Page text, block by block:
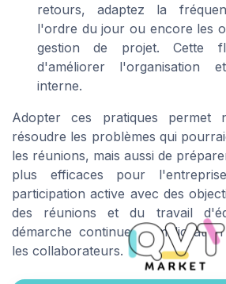
retours, adaptez la
l'ordre du jour ou encore les
gestion de projet. Cette
d'améliorer l'organisation
interne.
Adopter ces pratiques permet
résoudre les problèmes qui
les réunions, mais aussi de
plus efficaces pour
participation active avec des
des réunions et du travail
démarche continue
les collaborateurs.